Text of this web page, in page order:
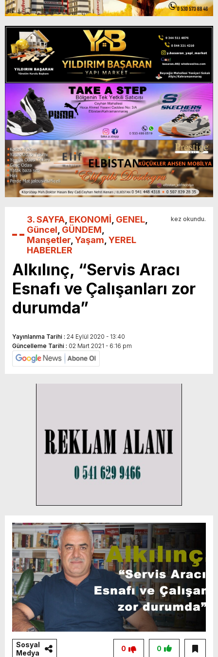
3. SAYFA EKONOMİ GENEL
Güncel GÜNDEM
Manşetler Yaşam YEREL
HABERLER
kez okundu.
Alkılınç, “Servis Aracı
Esnafı ve Çalışanları zor
durumda”
Yayınlanma Tarihi : 24 Eylül 2020 - 13:40
Güncelleme Tarihi : 02 Mart 2021 - 6:16 pm
Sosyal
Medya
0
0